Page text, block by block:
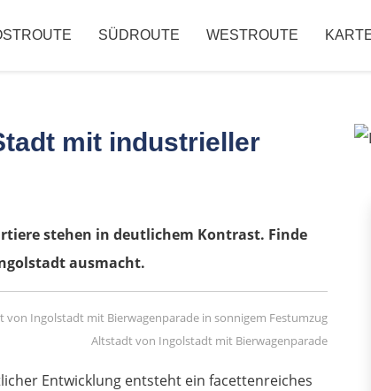
SÜDROUTE WESTROUTE
mit industrieller
stehen in deutlichem Kontrast. Finde
ausmacht.
Altstadt von Ingolstadt mit Bierwagenparade
Entwicklung entsteht ein facettenreiches